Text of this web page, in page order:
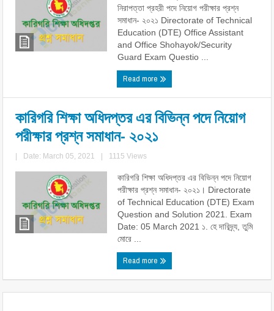
নিরাপত্তা প্রহরী পদে নিয়োগ পরীক্ষার প্রশ্ন
সমাধান- ২০২১ Directorate of Technical
Education (DTE) Office Assistant
and Office Shohayok/Security
Guard Exam Questio ...
Read more
কারিগরি শিক্ষা অধিদপ্তর এর বিভিন্ন পদে নিয়োগ
পরীক্ষার প্রশ্ন সমাধান- ২০২১
Date: March 05, 2021 1115 Views
কারিগরি শিক্ষা অধিদপ্তর এর বিভিন্ন পদে নিয়োগ
পরীক্ষার প্রশ্ন সমাধান- ২০২১। Directorate
of Technical Education (DTE) Exam
Question and Solution 2021. Exam
Date: 05 March 2021 ১. হে দারিদ্র্য, তুমি
মোরে ...
Read more